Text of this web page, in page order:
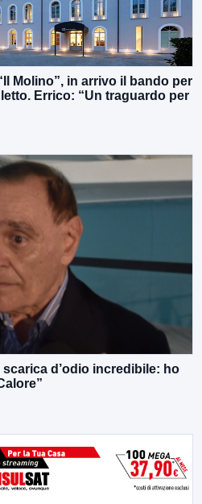
Molino”, in arrivo il bando per
Errico: “Un traguardo per
d’odio incredibile: ho